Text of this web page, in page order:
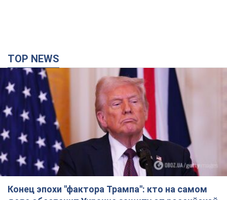
Конец эпохи "фактора Трампа": кто на самом
деле обеспечит Украине защиту от российской
баллистики. Интервью с Безсмертным
Владимир Зеленский встретился с украинским дипломатом и
изложил новое видение войны и роли международных
партнеров в борьбе с Россией
4 години тому
В Киеве в результате российской атаки погиб
человек, пострадали четверо. Фото
Враг продолжает регулярный ракетный террор столицы